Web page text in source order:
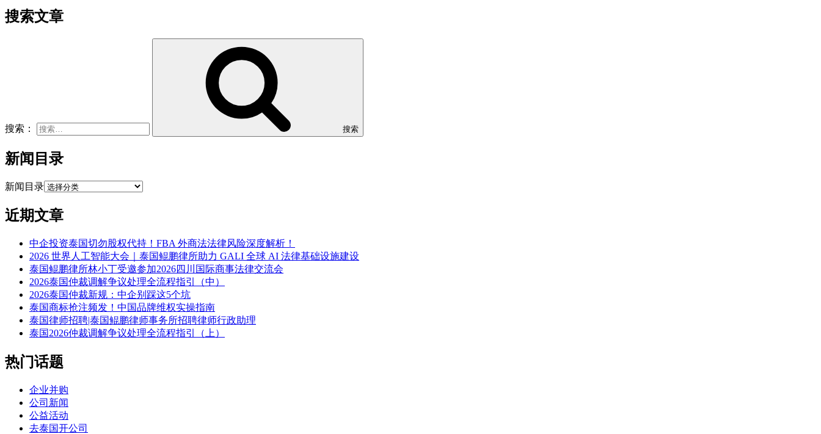
搜索文章
搜索： 搜索
新闻目录
新闻目录
近期文章
中企投资泰国切勿股权代持！FBA 外商法法律风险深度解析！
2026 世界人工智能大会｜泰国鲲鹏律所助力 GALI 全球 AI 法律基础设施建设
泰国鲲鹏律所林小丁受邀参加2026四川国际商事法律交流会
2026泰国仲裁调解争议处理全流程指引（中）
2026泰国仲裁新规：中企别踩这5个坑
泰国商标抢注频发！中国品牌维权实操指南
泰国律师招聘|泰国鲲鹏律师事务所招聘律师行政助理
泰国2026仲裁调解争议处理全流程指引（上）
热门话题
企业并购
公司新闻
公益活动
去泰国开公司